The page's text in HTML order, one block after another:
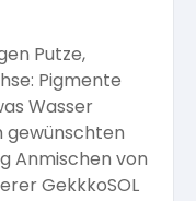
Putze,
Pigmente
Wasser
gewünschten
Anmischen von
GekkkoSOL